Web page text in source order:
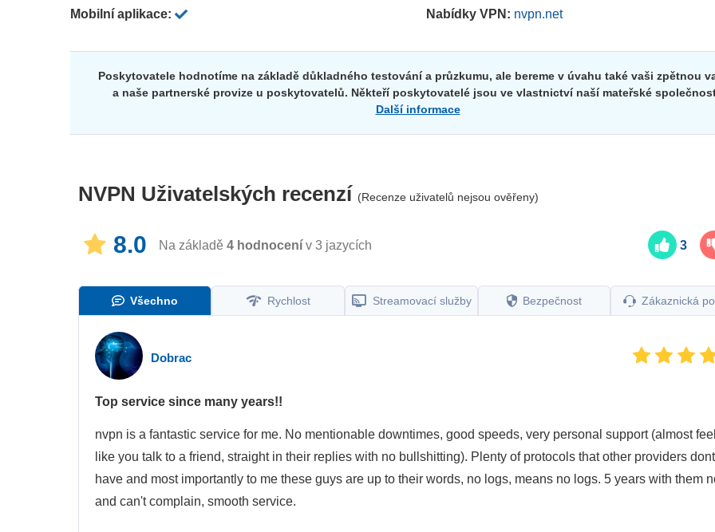
Mobilní aplikace:
Nabídky VPN: nvpn.net
Poskytovatele hodnotíme na základě důkladného testování a průzkumu, ale bereme v úvahu také vaši zpětnou
a naše partnerské provize u poskytovatelů. Někteří poskytovatelé jsou ve vlastnictví naší mateřské
Další informace
NVPN Uživatelských recenzí (Recenze uživatelů nejsou ověřeny)
8.0 Na základě 4 hodnocení v 3 jazycích 3
Všechno Rychlost Streamovací služby Bezpečnost Zákaznická
Dobrac
Top service since many years!!
nvpn is a fantastic service for me. No mentionable downtimes, good speeds, very personal support (almost
like you talk to a friend, straight in their replies with no bullshitting). Plenty of protocols that other providers dont
have and most importantly to me these guys are up to their words, no logs, means no logs. 5 years with them
and can't complain, smooth service.